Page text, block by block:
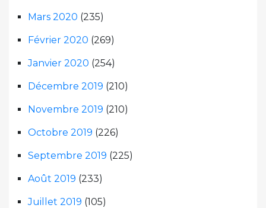
Mars 2020 (235)
Février 2020 (269)
Janvier 2020 (254)
Décembre 2019 (210)
Novembre 2019 (210)
Octobre 2019 (226)
Septembre 2019 (225)
Août 2019 (233)
Juillet 2019 (105)